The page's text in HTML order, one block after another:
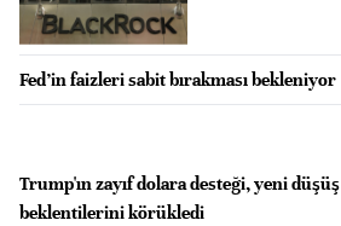
Fed’in faizleri sabit bırakması bekleniyor
Trump'ın zayıf dolara desteği, yeni düşüş
beklentilerini körükledi